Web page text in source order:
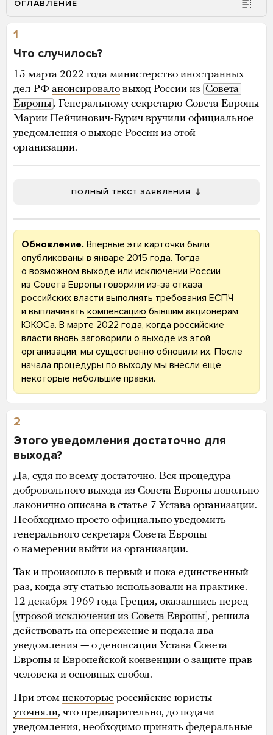
ОГЛАВЛЕНИЕ
1
Что случилось?
15 марта 2022 года министерство иностранных
дел РФ анонсировало выход России из Совета
Европы . Генеральному секретарю Совета Европы
Марии Пейчинович-Бурич вручили официальное
уведомления о выходе России из этой
организации.
ПОЛНЫЙ ТЕКСТ ЗАЯВЛЕНИЯ
Обновление. Впервые эти карточки были
опубликованы в январе 2015 года. Тогда
о возможном выходе или исключении России
из Совета Европы говорили из-за отказа
российских власти выполнять требования ЕСПЧ
и выплачивать компенсацию бывшим акционерам
ЮКОСа. В марте 2022 года, когда российские
власти вновь заговорили о выходе из этой
организации, мы существенно обновили их. После
начала процедуры по выходу мы внесли еще
некоторые небольшие правки.
2
Этого уведомления достаточно для
выхода?
Да, судя по всему достаточно. Вся процедура
добровольного выхода из Совета Европы довольно
лаконично описана в статье 7 Устава организации.
Необходимо просто официально уведомить
генерального секретаря Совета Европы
о намерении выйти из организации.
Так и произошло в первый и пока единственный
раз, когда эту статью использовали на практике.
12 декабря 1969 года Греция, оказавшись перед
угрозой исключения из Совета Европы , решила
действовать на опережение и подала два
уведомления — о денонсации Устава Совета
Европы и Европейской конвенции о защите прав
человека и основных свобод.
При этом некоторые российские юристы
уточняли, что предварительно, до подачи
уведомления, необходимо принять федеральные